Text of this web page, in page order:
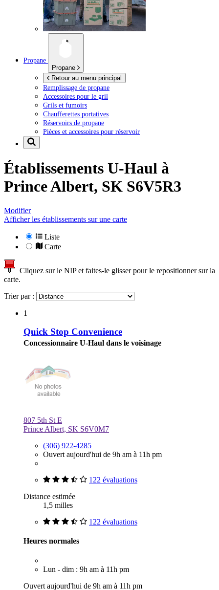
Propane
Propane
Retour au menu principal
Remplissage de propane
Accessoires pour le gril
Grils et fumoirs
Chaufferettes portatives
Réservoirs de propane
Pièces et accessoires pour réservoir
Établissements U-Haul à
Prince Albert, SK S6V5R3
Modifier
Afficher les établissements sur une carte
Liste
Carte
Cliquez sur le NIP et faites-le glisser pour le repositionner sur la
carte.
Trier par :
1
Quick Stop Convenience
Concessionnaire U-Haul dans le voisinage
807 5th St E
Prince Albert, SK S6V0M7
(306) 922-4285
Ouvert aujourd'hui de 9h am à 11h pm
122 évaluations
Distance estimée
1,5 milles
122 évaluations
Heures normales
Lun - dim : 9h am à 11h pm
Ouvert aujourd'hui de 9h am à 11h pm